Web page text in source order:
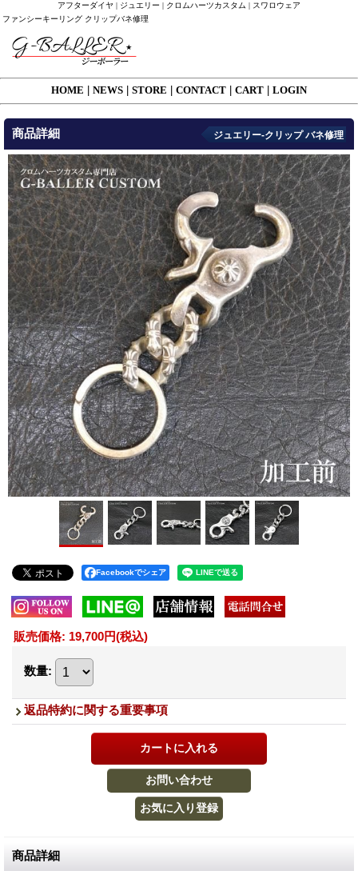
アフターダイヤ | ジュエリー | クロムハーツカスタム | スワロウェア
ファンシーキーリング クリップバネ修理
HOME NEWS STORE CONTACT CART LOGIN
商品詳細 ジュエリー-クリップ バネ修理
Facebookでシェア
販売価格: 19,700円(税込)
数量:
返品特約に関する重要事項
商品詳細